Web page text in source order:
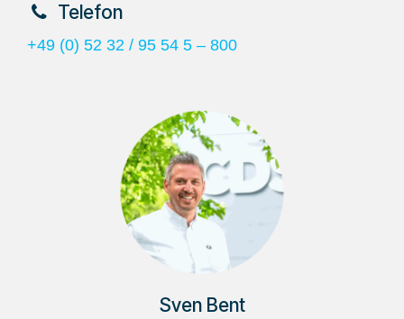
​Telefon
+49 (0) 52 32 / 95 54 5 – 800
Sven Bent